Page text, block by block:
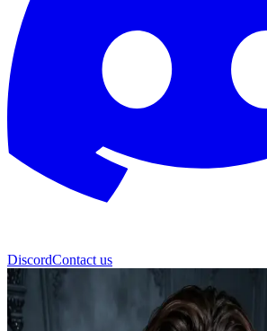
DiscordContact us